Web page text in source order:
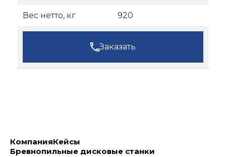
Вес нетто, кг 920
Заказать
КомпанияКейсы
Бревнопильные дисковые станки